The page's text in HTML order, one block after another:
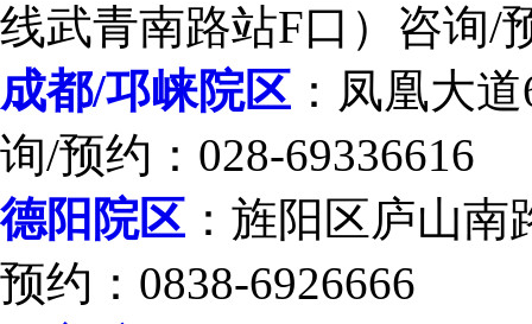
线武青南路站F口）咨询/
成都/邛崃院区 ：凤凰大
询/预约：028-69336616
德阳院区 ：旌阳区庐山
预约：0838-6926666